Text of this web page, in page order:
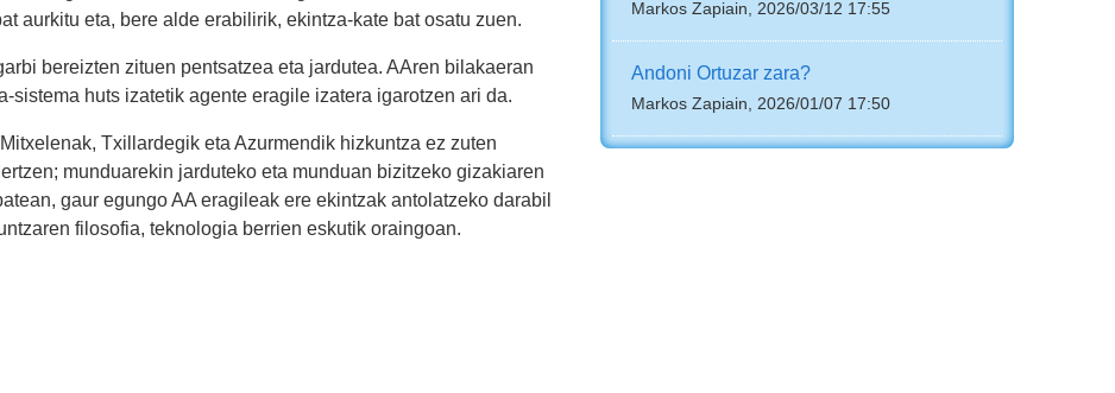
aurkitu eta, bere alde erabilirik, ekintza-kate bat osatu zuen.
bereizten zituen pentsatzea eta jardutea. AAren bilakaeran
sistema huts izatetik agente eragile izatera igarotzen ari da.
Txillardegik eta Azurmendik hizkuntza ez zuten
munduarekin jarduteko eta munduan bizitzeko gizakiaren
gaur egungo AA eragileak ere ekintzak antolatzeko darabil
filosofia, teknologia berrien eskutik oraingoan.
Markos Zapiain, 2026/03/12 17:55
Andoni Ortuzar zara?
Markos Zapiain, 2026/01/07 17:50